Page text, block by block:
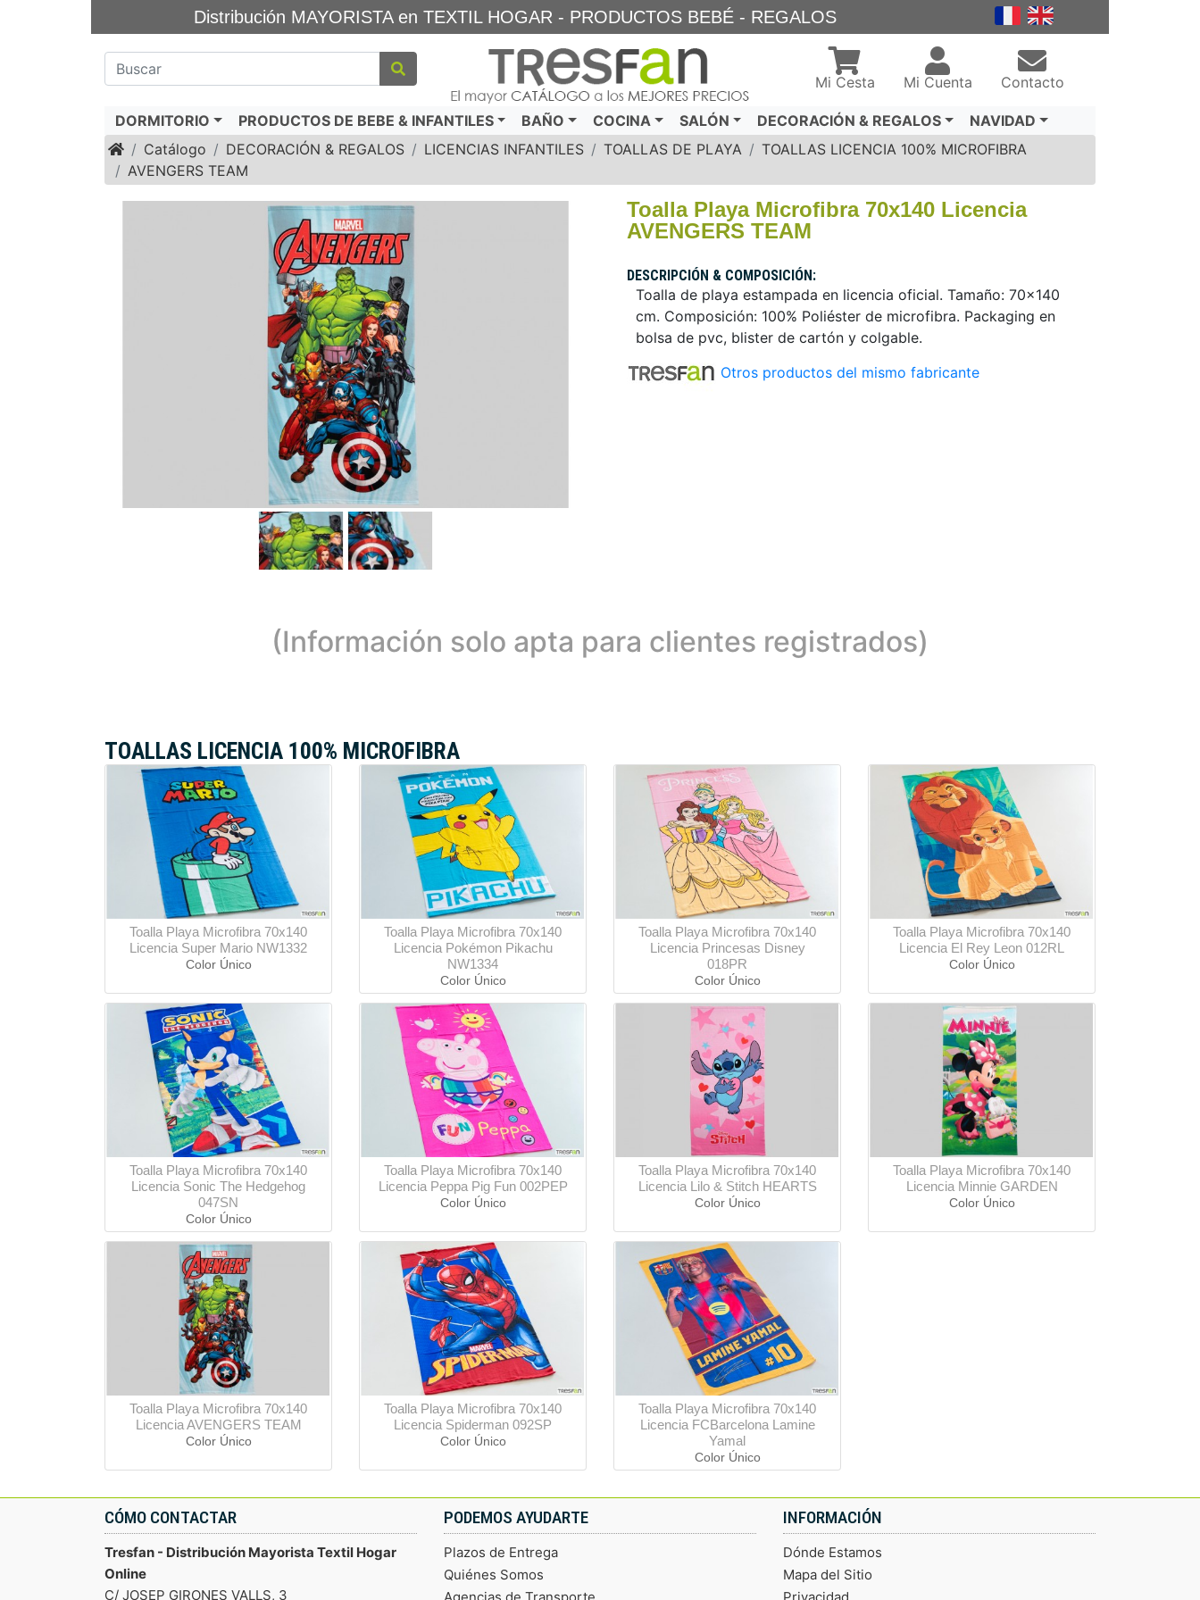
Distribución MAYORISTA en TEXTIL HOGAR - PRODUCTOS BEBÉ - REGALOS
Mi Cesta Mi Cuenta Contacto
DORMITORIO PRODUCTOS DE BEBE & INFANTILES BAÑO COCINA SALÓN DECORACIÓN & REGALOS
NAVIDAD
InicioCatálogo DECORACIÓN & REGALOS LICENCIAS INFANTILES TOALLAS DE PLAYA
TOALLAS LICENCIA 100% MICROFIBRA
AVENGERS TEAM
Toalla Playa Microfibra 70x140 Licencia
AVENGERS TEAM
DESCRIPCIÓN & COMPOSICIÓN:
Toalla de playa estampada en licencia oficial. Tamaño: 70x140
cm. Composición: 100% Poliéster de microfibra. Packaging en
bolsa de pvc, blister de cartón y colgable.
Otros productos del mismo fabricante
(Información solo apta para clientes registrados)
TOALLAS LICENCIA 100% MICROFIBRA
Toalla Playa Microfibra 70x140
Licencia Super Mario NW1332
Color Único
Toalla Playa Microfibra 70x140
Licencia Pokémon Pikachu
NW1334
Color Único
Toalla Playa Microfibra 70x140
Licencia Princesas Disney
018PR
Color Único
Toalla Playa Microfibra 70x140
Licencia El Rey Leon 012RL
Color Único
Toalla Playa Microfibra 70x140
Licencia Sonic The Hedgehog
047SN
Color Único
Toalla Playa Microfibra 70x140
Licencia Peppa Pig Fun 002PEP
Color Único
Toalla Playa Microfibra 70x140
Licencia Lilo & Stitch HEARTS
Color Único
Toalla Playa Microfibra 70x140
Licencia Minnie GARDEN
Color Único
Toalla Playa Microfibra 70x140
Licencia AVENGERS TEAM
Color Único
Toalla Playa Microfibra 70x140
Licencia Spiderman 092SP
Color Único
Toalla Playa Microfibra 70x140
Licencia FCBarcelona Lamine
Yamal
Color Único
CÓMO CONTACTAR
Tresfan - Distribución Mayorista Textil Hogar
Online
C/ JOSEP GIRONES VALLS, 3
PODEMOS AYUDARTE
Plazos de Entrega
Quiénes Somos
INFORMACIÓN
Dónde Estamos
Mapa del Sitio